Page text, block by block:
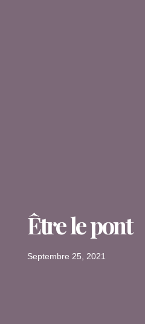
Être le pont
Septembre 25, 2021